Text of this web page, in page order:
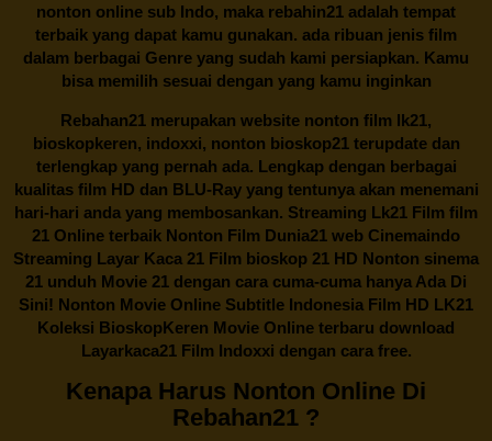
nonton online sub Indo, maka rebahin21 adalah tempat
terbaik yang dapat kamu gunakan. ada ribuan jenis film
dalam berbagai Genre yang sudah kami persiapkan. Kamu
bisa memilih sesuai dengan yang kamu inginkan
Rebahan21 merupakan website nonton film lk21,
bioskopkeren, indoxxi, nonton bioskop21 terupdate dan
terlengkap yang pernah ada. Lengkap dengan berbagai
kualitas film HD dan BLU-Ray yang tentunya akan menemani
hari-hari anda yang membosankan. Streaming Lk21 Film film
21 Online terbaik Nonton Film Dunia21 web Cinemaindo
Streaming Layar Kaca 21 Film bioskop 21 HD Nonton sinema
21 unduh Movie 21 dengan cara cuma-cuma hanya Ada Di
Sini! Nonton Movie Online Subtitle Indonesia Film HD LK21
Koleksi BioskopKeren Movie Online terbaru download
Layarkaca21 Film Indoxxi dengan cara free.
Kenapa Harus Nonton Online Di
Rebahan21 ?